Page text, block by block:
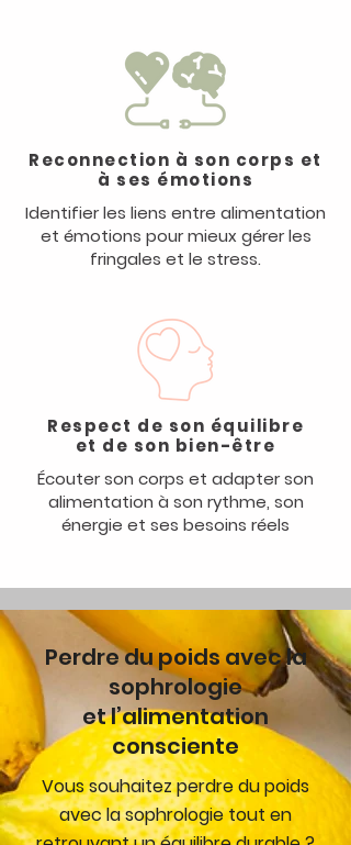
Reconnection à son corps et
à ses émotions
Identifier les liens entre alimentation
et émotions pour mieux gérer les
fringales et le stress.
Respect de son équilibre
et de son bien-être
Écouter son corps et adapter son
alimentation à son rythme, son
énergie et ses besoins réels
Perdre du poids avec la
sophrologie
et l’alimentation
consciente
Vous souhaitez perdre du poids
avec la sophrologie tout en